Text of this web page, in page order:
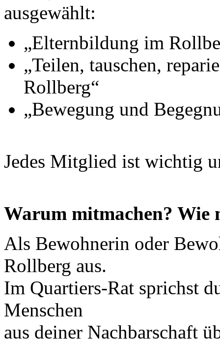
ausgewählt:
„Elternbildung im
„Teilen, tauschen,
Rollberg“
„Bewegung und
Jedes Mitglied ist wichtig
Warum mitmachen? Wie
Als Bewohnerin oder
Rollberg aus.
Im Quartiers-Rat sprichst
Menschen
aus deiner Nachbarschaft